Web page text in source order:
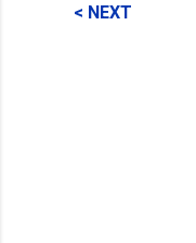
メ
< NEXT